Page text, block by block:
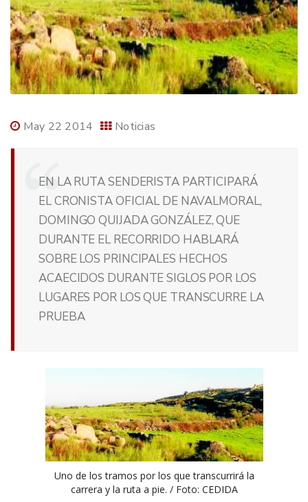
May 22 2014 Noticias
EN LA RUTA SENDERISTA PARTICIPARÁ
EL CRONISTA OFICIAL DE NAVALMORAL,
DOMINGO QUIJADA GONZÁLEZ, QUE
DURANTE EL RECORRIDO HABLARÁ
SOBRE LOS PRINCIPALES HECHOS
ACAECIDOS DURANTE SIGLOS POR LOS
LUGARES POR LOS QUE TRANSCURRE LA
PRUEBA
Uno de los tramos por los que transcurrirá la
carrera y la ruta a pie. / Foto: CEDIDA